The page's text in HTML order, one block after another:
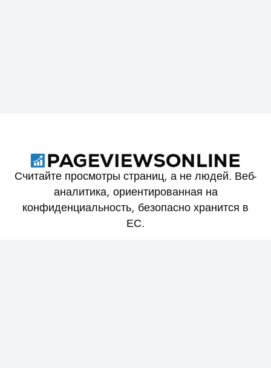
Считайте просмотры страниц, а не людей. Веб-
аналитика, ориентированная на
конфиденциальность, безопасно хранится в
ЕС.